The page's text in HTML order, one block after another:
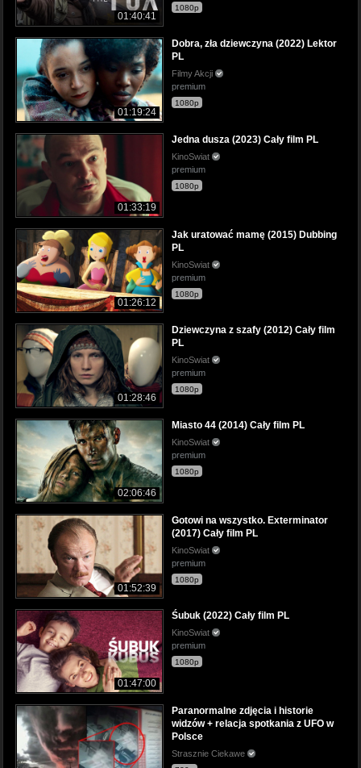
01:40:41
1080p
01:19:24
Dobra, zła dziewczyna (2022) Lektor
PL
Filmy Akcji
premium
1080p
01:33:19
Jedna dusza (2023) Cały film PL
KinoSwiat
premium
1080p
01:26:12
Jak uratować mamę (2015) Dubbing
PL
KinoSwiat
premium
1080p
01:28:46
Dziewczyna z szafy (2012) Cały film
PL
KinoSwiat
premium
1080p
02:06:46
Miasto 44 (2014) Cały film PL
KinoSwiat
premium
1080p
01:52:39
Gotowi na wszystko. Exterminator
(2017) Cały film PL
KinoSwiat
premium
1080p
01:47:00
Śubuk (2022) Cały film PL
KinoSwiat
premium
1080p
Paranormalne zdjęcia i historie
widzów + relacja spotkania z UFO w
Polsce
Strasznie Ciekawe